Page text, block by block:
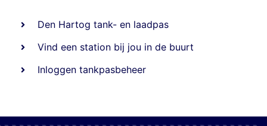
Den Hartog tank- en laadpas
Vind een station bij jou in de buurt
Inloggen tankpasbeheer